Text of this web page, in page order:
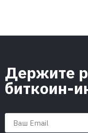
Держите
биткоин-